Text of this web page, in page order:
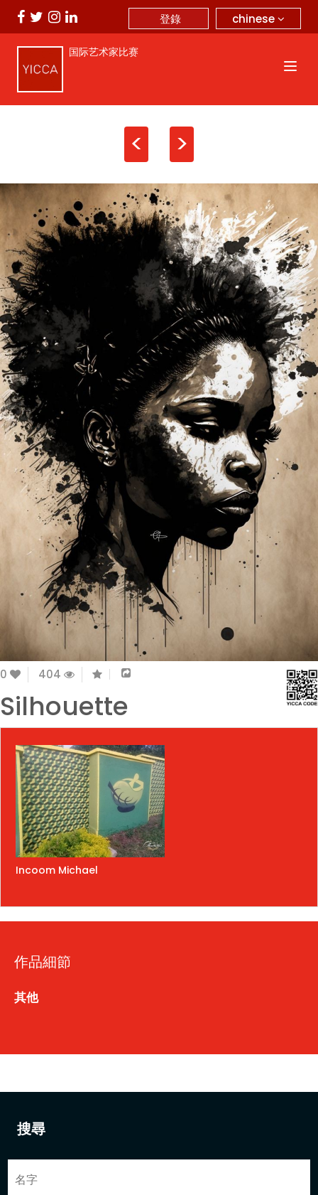
chinese
登錄
国际艺术家比赛
搜尋
< >
0 404
Silhouette
Incoom Michael
作品細節
其他